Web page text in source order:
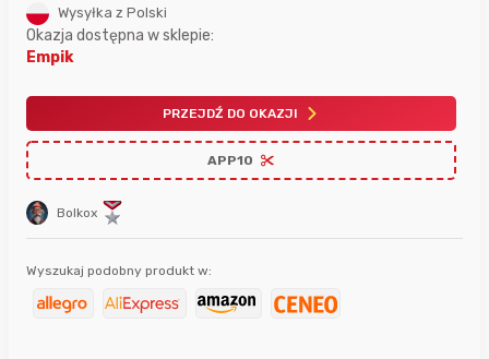
Bolkox
Wysyłka z Polski
Okazja dostępna w sklepie:
Empik
PRZEJDŹ DO OKAZJI
APP10
Wyszukaj podobny produkt w: